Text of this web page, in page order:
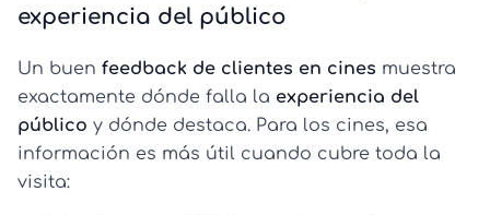
experiencia del público
Un buen feedback de clientes en cines muestra
exactamente dónde falla la experiencia del
público y dónde destaca. Para los cines, esa
información es más útil cuando cubre toda la
visita: